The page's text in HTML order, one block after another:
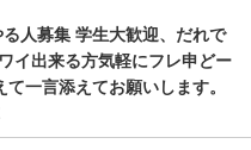
人募集 学生大歓迎、だれで
イ出来る方気軽にフレ申どー
一言添えてお願いします。